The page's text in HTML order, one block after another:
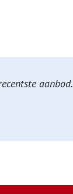
aanbod.